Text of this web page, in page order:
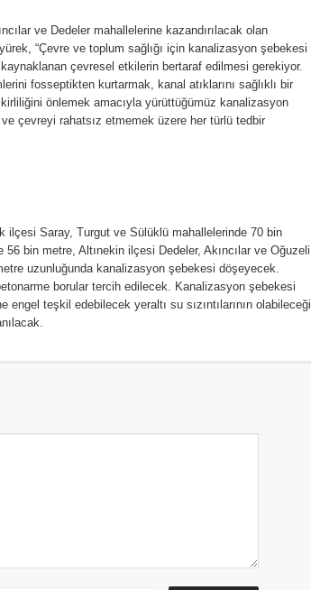
ve Dedeler mahallelerine kazandırılacak olan
“Çevre ve toplum sağlığı için kanalizasyon şebekesi
çevresel etkilerin bertaraf edilmesi gerekiyor.
fosseptikten kurtarmak, kanal atıklarını sağlıklı bir
önlemek amacıyla yürüttüğümüz kanalizasyon
çevreyi rahatsız etmemek üzere her türlü tedbir
ilçesi Saray, Turgut ve Sülüklü mahallelerinde 70 bin
bin metre, Altınekin ilçesi Dedeler, Akıncılar ve Oğuzeli
uzunluğunda kanalizasyon şebekesi döşeyecek.
borular tercih edilecek. Kanalizasyon şebekesi
teşkil edebilecek yeraltı su sızıntılarının olabileceği